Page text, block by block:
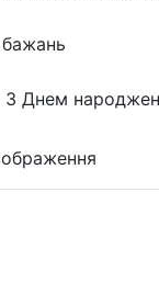
бажань
З Днем